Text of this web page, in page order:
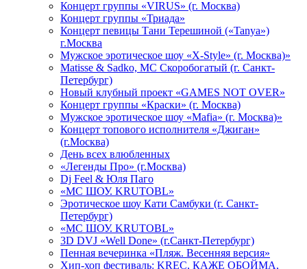
Концерт группы «VIRUS» (г. Москва)
Концерт группы «Триада»
Концерт певицы Тани Терешиной («Tanya»)
г.Москва
Мужское эротическое шоу «X-Style» (г. Москва)»
Matissе & Sadko, MC Скоробогатый (г. Санкт-
Петербург)
Новый клубный проект «GAMES NOT OVER»
Концерт группы «Краски» (г. Москва)
Мужское эротическое шоу «Mafia» (г. Москва)»
Концерт топового исполнителя «Джиган»
(г.Москва)
День всех влюбленных
«Легенды Про» (г.Москва)
Dj Feel & Юля Паго
«МС ШОУ. KRUTOBL»
Эротическое шоу Кати Самбуки (г. Санкт-
Петербург)
«МС ШОУ. KRUTOBL»
3D DVJ «Well Done» (г.Санкт-Петербург)
Пенная вечеринка «Пляж. Весенняя версия»
Хип-хоп фестиваль: KREC, КАЖЕ ОБОЙМА,